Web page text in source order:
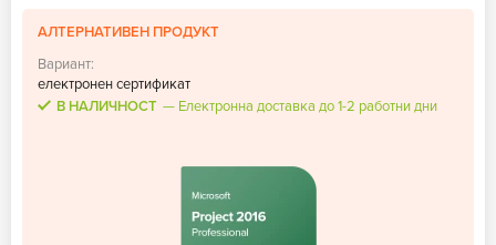
АЛТЕРНАТИВЕН ПРОДУКТ
Вариант:
електронен сертификат
В НАЛИЧНОСТ
Електронна доставка до 1-2 работни дни